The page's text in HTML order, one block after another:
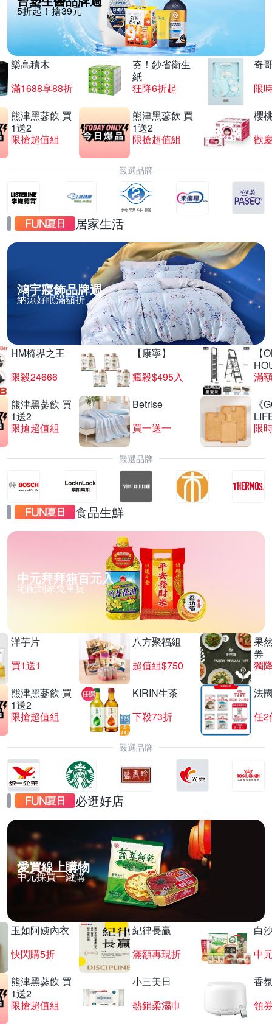
5折起！搶39元
樂高積木
滿1688享88折
夯！鈔省衛生
紙
狂降6折起
奇
限
熊津黑蔘飲 買
1送2
限搶超值組
熊津黑蔘飲 買
1送2
限搶超值組
櫻
歡
嚴選品牌
居家生活
鴻宇寢飾品牌週
納涼好眠滿額折
HM椅界之王
限殺24666
【康寧】
瘋殺$495入
【
滿
熊津黑蔘飲 買
1送2
限搶超值組
Betrise
買一送一
《
限
嚴選品牌
食品生鮮
中元拜拜箱百元入
宅配到家免重提
洋芋片
買1送1
八方聚福組
超值組$750
果
券
獨
熊津黑蔘飲 買
1送2
限搶超值組
KIRIN生茶
下殺73折
法
任2
嚴選品牌
必逛好店
愛買線上購物
中元採買一鍵購
玉如阿姨內衣
快閃購5折
紀律長贏
滿額再現折
白
中
熊津黑蔘飲 買
1送2
限搶超值組
小三美日
熱銷柔濕巾
香
領